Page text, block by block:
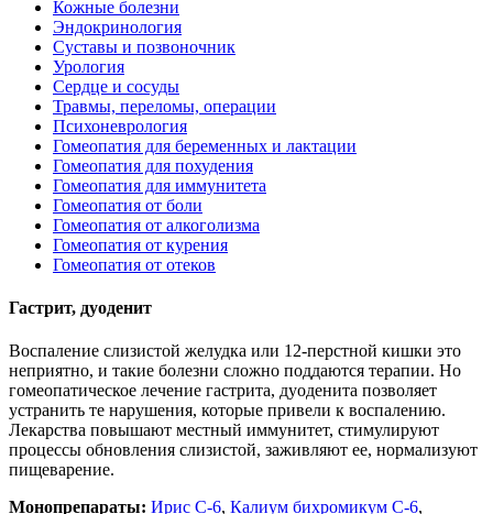
Кожные болезни
Эндокринология
Суставы и позвоночник
Урология
Сердце и сосуды
Травмы, переломы, операции
Психоневрология
Гомеопатия для беременных и лактации
Гомеопатия для похудения
Гомеопатия для иммунитета
Гомеопатия от боли
Гомеопатия от алкоголизма
Гомеопатия от курения
Гомеопатия от отеков
Гастрит, дуоденит
Воспаление слизистой желудка или 12-перстной кишки это
неприятно, и такие болезни сложно поддаются терапии. Но
гомеопатическое лечение гастрита, дуоденита позволяет
устранить те нарушения, которые привели к воспалению.
Лекарства повышают местный иммунитет, стимулируют
процессы обновления слизистой, заживляют ее, нормализуют
пищеварение.
Монопрепараты: Ирис С-6, Калиум бихромикум С-6,